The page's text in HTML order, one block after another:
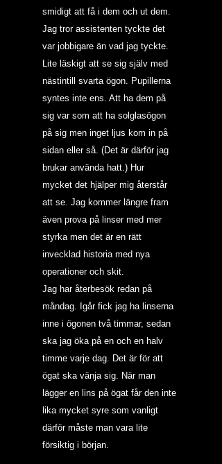
smidigt att få i dem och ut dem.
Jag tror assistenten tyckte det
var jobbigare än vad jag tyckte.
Lite läskigt att se sig själv med
nästintill svarta ögon. Pupillerna
syntes inte ens. Att ha dem på
sig var som att ha solglasögon
på sig men inget ljus kom in på
sidan eller så. (Det är därför jag
brukar använda hatt.) Hur
mycket det hjälper mig återstår
att se. Jag kommer längre fram
även prova på linser med mer
styrka men det är en rätt
invecklad historia med nya
operationer och skit.
Jag har återbesök redan på
måndag. Igår fick jag ha linserna
inne i ögonen två timmar, sedan
ska jag öka på en och en halv
timme varje dag. Det är för att
ögat ska vänja sig. När man
lägger en lins på ögat får den inte
lika mycket syre som vanligt
därför måste man vara lite
försiktig i början.